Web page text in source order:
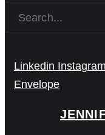
Linkedin Instagram
Envelope